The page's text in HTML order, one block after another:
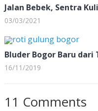
Jalan Bebek, Sentra
03/03/2021
Bluder Bogor Baru dari
16/11/2019
11 Comments